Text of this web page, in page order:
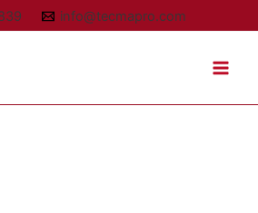
info@tecmapro.com